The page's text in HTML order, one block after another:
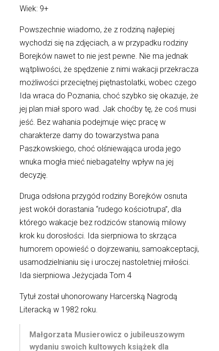
Wiek: 9+
Powszechnie wiadomo, że z rodziną najlepiej
wychodzi się na zdjęciach, a w przypadku rodziny
Borejków nawet to nie jest pewne. Nie ma jednak
wątpliwości, że spędzenie z nimi wakacji przekracza
możliwości przeciętnej piętnastolatki, wobec czego
Ida wraca do Poznania, choć szybko się okazuje, że
jej plan miał sporo wad. Jak choćby tę, że coś musi
jeść. Bez wahania podejmuje więc pracę w
charakterze damy do towarzystwa pana
Paszkowskiego, choć olśniewająca uroda jego
wnuka mogła mieć niebagatelny wpływ na jej
decyzję.
Druga odsłona przygód rodziny Borejków osnuta
jest wokół dorastania “rudego kościotrupa”, dla
którego wakacje bez rodziców stanowią milowy
krok ku dorosłości. Ida sierpniowa to skrząca
humorem opowieść o dojrzewaniu, samoakceptacji,
usamodzielnianiu się i uroczej nastoletniej miłości.
Ida sierpniowa Jeżycjada Tom 4
Tytuł został uhonorowany Harcerską Nagrodą
Literacką w 1982 roku.
Małgorzata Musierowicz o jubileuszowym
wydaniu swoich kultowych książek dla